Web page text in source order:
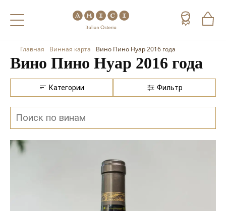
Назад
Холодные напитки
Чай
Кофе
Назад
Вино
Шампанское
Игристое вино
Портвейн
Красные вина
Назад
Виски
Коньяк
Арманьяк
Текила
Главная Винная карта Вино Пино Нуар 2016 года
Вино Пино Нуар 2016 года
Категории Фильтр